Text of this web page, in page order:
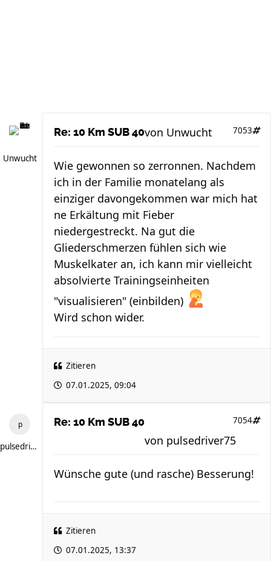
Unwucht
Re: 10 Km SUB 40 7053
von Unwucht
Wie gewonnen so zerronnen. Nachdem
ich in der Familie monatelang als
einziger davongekommen war mich hat
ne Erkältung mit Fieber
niedergestreckt. Na gut die
Gliederschmerzen fühlen sich wie
Muskelkater an, ich kann mir vielleicht
absolvierte Trainingseinheiten
"visualisieren" (einbilden)
Wird schon wider.
Zitieren
07.01.2025, 09:04
pulsedriver75
Re: 10 Km SUB 40 7054
von pulsedriver75
Wünsche gute (und rasche) Besserung!
Zitieren
07.01.2025, 13:37